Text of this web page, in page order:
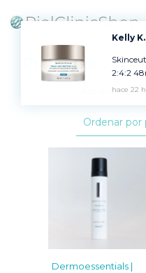
Productos
Mostrando
Dermoessentials |
Kelly
2:4:2
hace 22